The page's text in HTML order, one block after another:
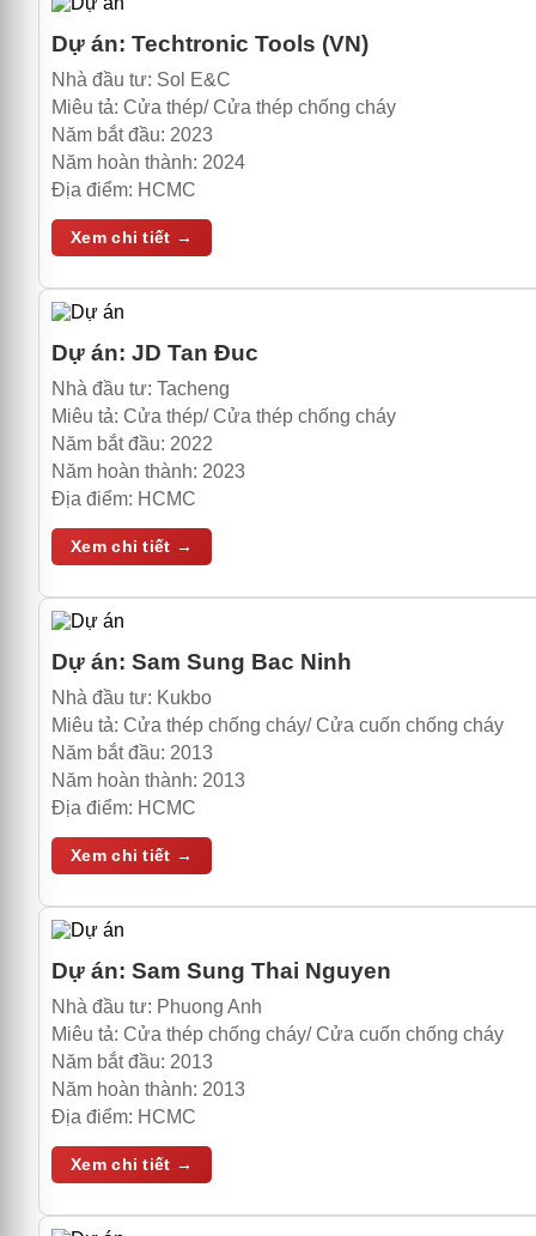
Dự án: Techtronic Tools (VN)
Nhà đầu tư: Sol E&C
Miêu tả: Cửa thép/ Cửa thép chống cháy
Năm bắt đầu: 2023
Năm hoàn thành: 2024
Địa điểm: HCMC
Xem chi tiết →
Dự án: JD Tan Đuc
Nhà đầu tư: Tacheng
Miêu tả: Cửa thép/ Cửa thép chống cháy
Năm bắt đầu: 2022
Năm hoàn thành: 2023
Địa điểm: HCMC
Xem chi tiết →
Dự án: Sam Sung Bac Ninh
Nhà đầu tư: Kukbo
Miêu tả: Cửa thép chống cháy/ Cửa cuốn chống cháy
Năm bắt đầu: 2013
Năm hoàn thành: 2013
Địa điểm: HCMC
Xem chi tiết →
Dự án: Sam Sung Thai Nguyen
Nhà đầu tư: Phuong Anh
Miêu tả: Cửa thép chống cháy/ Cửa cuốn chống cháy
Năm bắt đầu: 2013
Năm hoàn thành: 2013
Địa điểm: HCMC
Xem chi tiết →